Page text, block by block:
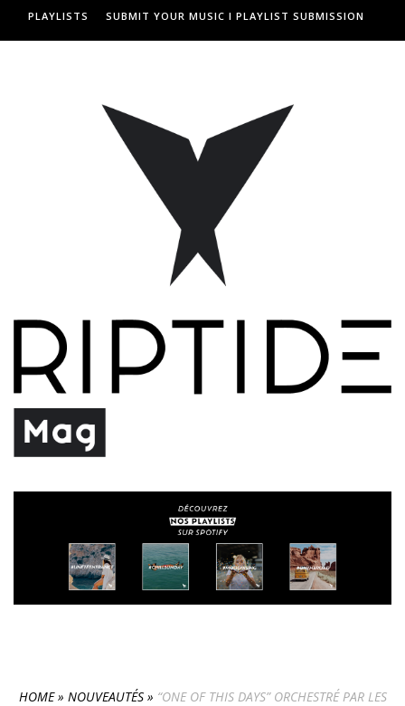
PLAYLISTS SUBMIT YOUR MUSIC I PLAYLIST SUBMISSION
HOME» NOUVEAUTÉS» “ONE OF THIS DAYS” ORCHESTRÉ PAR LES